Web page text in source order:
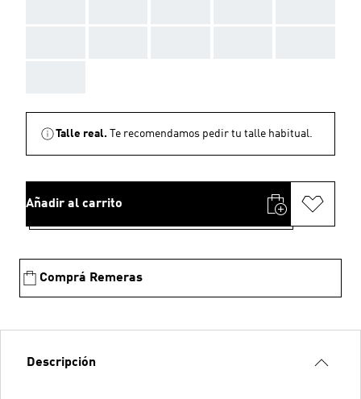
Talle real. Te recomendamos pedir tu talle habitual.
Añadir al carrito
Comprá Remeras
Descripción